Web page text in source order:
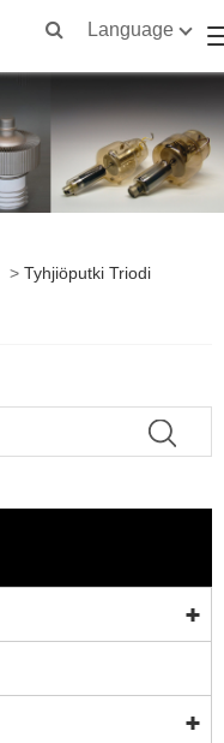
Language
> Tyhjiöputki Triodi